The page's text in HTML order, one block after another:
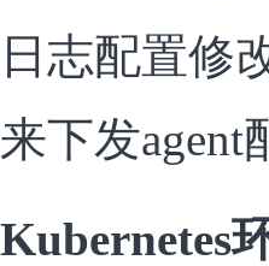
日志配置修
来下发agent
Kubernetes